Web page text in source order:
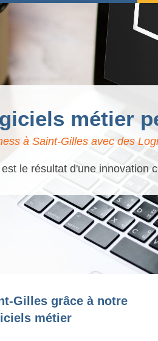
métier
à Saint-Gilles avec des
le résultat d'une
Gilles grâce à notre
métier